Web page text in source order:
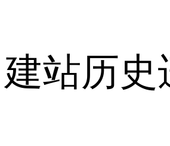
建站历史